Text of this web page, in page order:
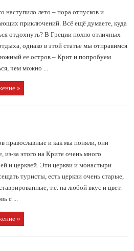
наступило лето – пора отпусков и
приключений. Всё ещё думаете, куда
отдохнуть? В Греции полно отличных
однако в этой статье мы отправимся
ее остров – Крит и попробуем
чем можно ...
»
православные и как мы поняли, они
из-за этого на Крите очень много
и церквей. Эти церкви и монастыри
туристы, есть церкви очень старые,
т.е. на любой вкус и цвет.
с ...
»